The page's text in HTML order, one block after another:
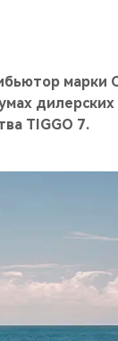
марки
TIGGO 7.